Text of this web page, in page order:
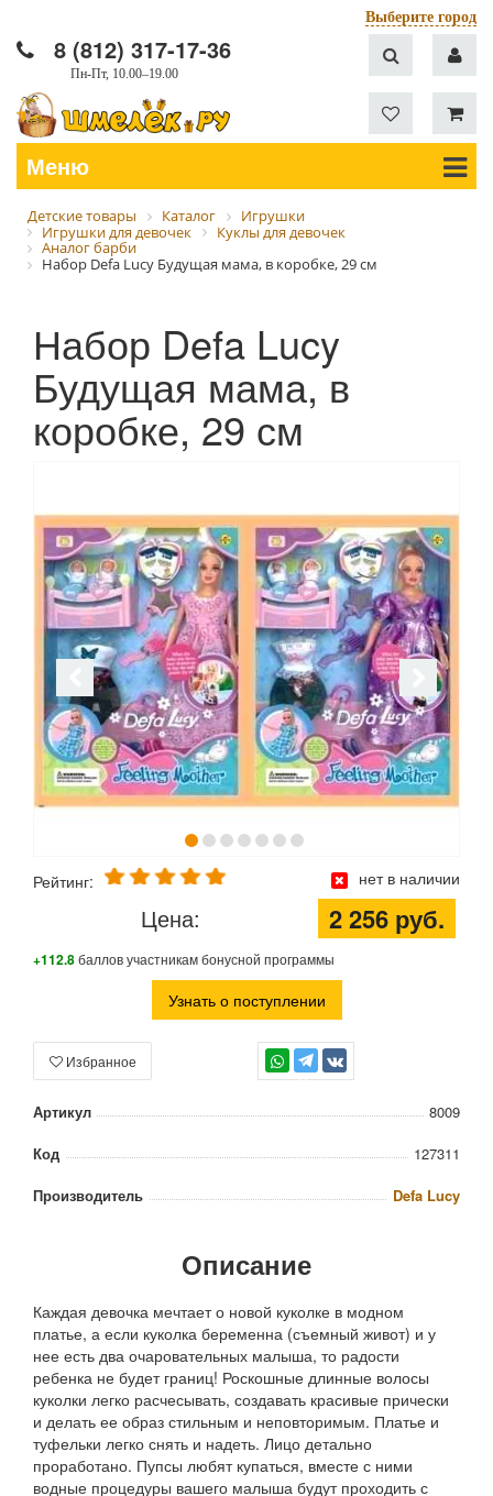
Выберите город
8 (812) 317-17-36
Пн-Пт, 10.00–19.00
Меню
Детские товары Каталог
Игрушки
Игрушки для девочек
Куклы для девочек
Аналог барби
Набор Defa Lucy Будущая мама, в коробке, 29 см
Набор Defa Lucy
Будущая мама, в
коробке, 29 см
Рейтинг: нет в наличии
Цена: 2 256 руб.
+112.8баллов участникам бонусной программы
Узнать о поступлении
TG
Избранное
Артикул
8009
Код
127311
Производитель
Defa Lucy
Описание
Каждая девочка мечтает о новой куколке в модном
платье, а если куколка беременна (съемный живот) и у
нее есть два очаровательных малыша, то радости
ребенка не будет границ! Роскошные длинные волосы
куколки легко расчесывать, создавать красивые прически
и делать ее образ стильным и неповторимым. Платье и
туфельки легко снять и надеть. Лицо детально
проработано. Пупсы любят купаться, вместе с ними
водные процедуры вашего малыша будут проходить с